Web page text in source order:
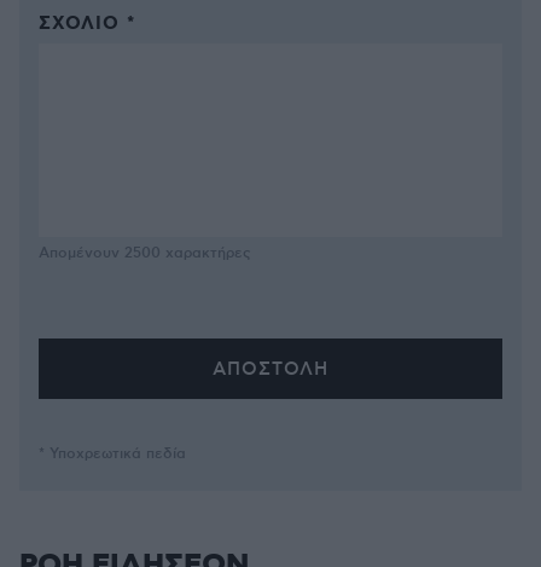
ΣΧΌΛΙΟ *
Απομένουν 2500 χαρακτήρες
* Υποχρεωτικά πεδία